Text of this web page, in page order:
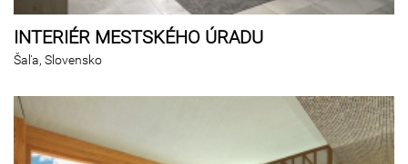
INTERIÉR MESTSKÉHO ÚRADU
Šaľa, Slovensko